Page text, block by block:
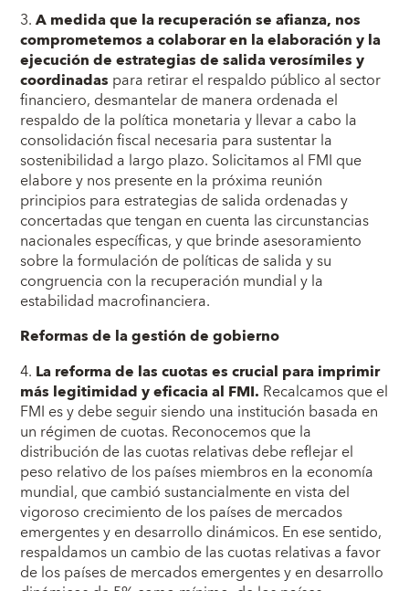
3.A medida que la recuperación se afianza, nos
comprometemos a colaborar en la elaboración y la
ejecución de estrategias de salida verosímiles y
coordinadas para retirar el respaldo público al sector
financiero, desmantelar de manera ordenada el
respaldo de la política monetaria y llevar a cabo la
consolidación fiscal necesaria para sustentar la
sostenibilidad a largo plazo. Solicitamos al FMI que
elabore y nos presente en la próxima reunión
principios para estrategias de salida ordenadas y
concertadas que tengan en cuenta las circunstancias
nacionales específicas, y que brinde asesoramiento
sobre la formulación de políticas de salida y su
congruencia con la recuperación mundial y la
estabilidad macrofinanciera.
Reformas de la gestión de gobierno
4. La reforma de las cuotas es crucial para imprimir
más legitimidad y eficacia al FMI. Recalcamos que el
FMI es y debe seguir siendo una institución basada en
un régimen de cuotas. Reconocemos que la
distribución de las cuotas relativas debe reflejar el
peso relativo de los países miembros en la economía
mundial, que cambió sustancialmente en vista del
vigoroso crecimiento de los países de mercados
emergentes y en desarrollo dinámicos. En ese sentido,
respaldamos un cambio de las cuotas relativas a favor
de los países de mercados emergentes y en desarrollo